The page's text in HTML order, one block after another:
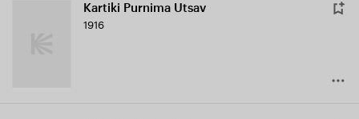
Kartiki Purnima Utsav
1916